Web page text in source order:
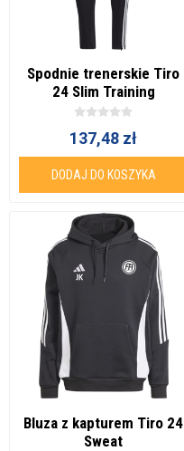
Spodnie trenerskie Tiro
24 Slim Training
137,48 zł
DODAJ DO KOSZYKA
Bluza z kapturem Tiro 24
Sweat